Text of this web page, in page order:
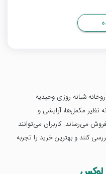
شبانه روزی وحیدیه
نظیر مکمل‌ها، آرایشی و
می‌رساند. کاربران می‌توانند
کنند و بهترین خرید را تجربه